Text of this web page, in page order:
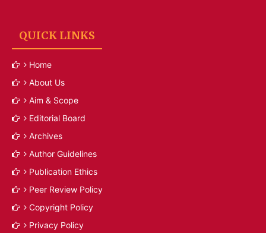
QUICK LINKS
Home
About Us
Aim & Scope
Editorial Board
Archives
Author Guidelines
Publication Ethics
Peer Review Policy
Copyright Policy
Privacy Policy